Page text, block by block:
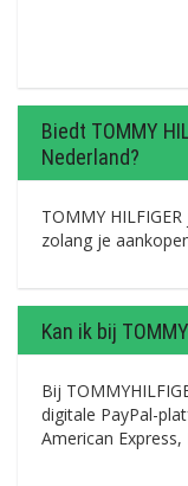
Biedt TOMMY
Nederland?
TOMMY
zolang je
Kan ik bij
Bij
digitale PayPal-
American